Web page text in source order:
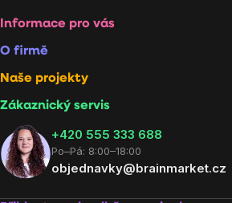
Informace pro vás
O firmě
Naše projekty
Zákaznický servis
‭+420 555 333 688
Po–Pá: 8:00–18:00
objednavky@brainmarket.cz